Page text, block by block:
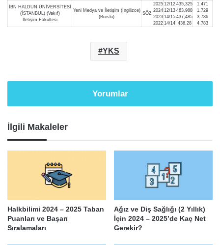
İBN HALDUN ÜNİVERSİTESİ
(İSTANBUL) (Vakıf)
İletişim Fakültesi
Yeni Medya ve İletişim (İngilizce)
(Burslu)
SÖZ
2025
2024
2023
2022
12/12
12/13
14/15
14/14
435,325
463,988
437,485
436,28
1.471
1.729
3.786
4.783
YKS
Yorumlar
İlgili Makaleler
Halkbilimi 2024 – 2025 Taban
Puanları ve Başarı
Sıralamaları
Ağız ve Diş Sağlığı (2 Yıllık)
İçin 2024 – 2025’de Kaç Net
Gerekir?